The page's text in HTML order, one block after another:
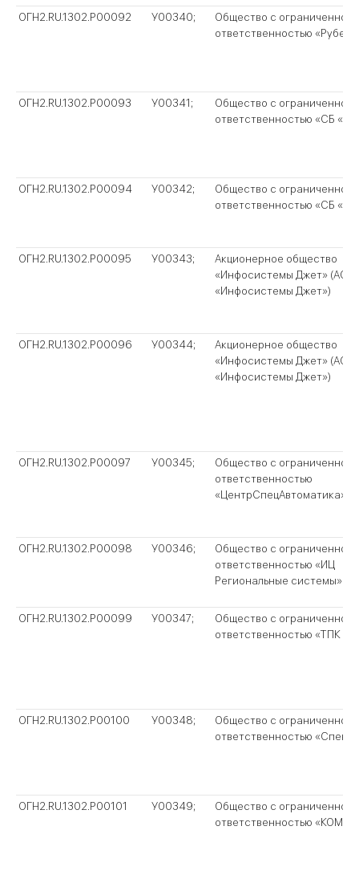
ОГН2.RU.1302.P00092 У00340;
Общество с ограниченной
ответственностью
ОГН2.RU.1302.P00093 У00341;
Общество с ограниченной
ответственностью «СБ
ОГН2.RU.1302.P00094 У00342;
Общество с ограниченной
ответственностью «СБ
ОГН2.RU.1302.P00095 У00343;
Акционерное общество
«Инфосистемы Джет» (АО
«Инфосистемы Джет»)
ОГН2.RU.1302.P00096 У00344;
Акционерное общество
«Инфосистемы Джет» (АО
«Инфосистемы Джет»)
ОГН2.RU.1302.P00097 У00345;
Общество с ограниченной
ответственностью
«ЦентрСпецАвтоматика»
ОГН2.RU.1302.P00098 У00346;
Общество с ограниченной
ответственностью «ИЦ
Региональные системы»
ОГН2.RU.1302.P00099 У00347;
Общество с ограниченной
ответственностью «ТПК
ОГН2.RU.1302.P00100 У00348;
Общество с ограниченной
ответственностью
ОГН2.RU.1302.P00101 У00349;
Общество с ограниченной
ответственностью